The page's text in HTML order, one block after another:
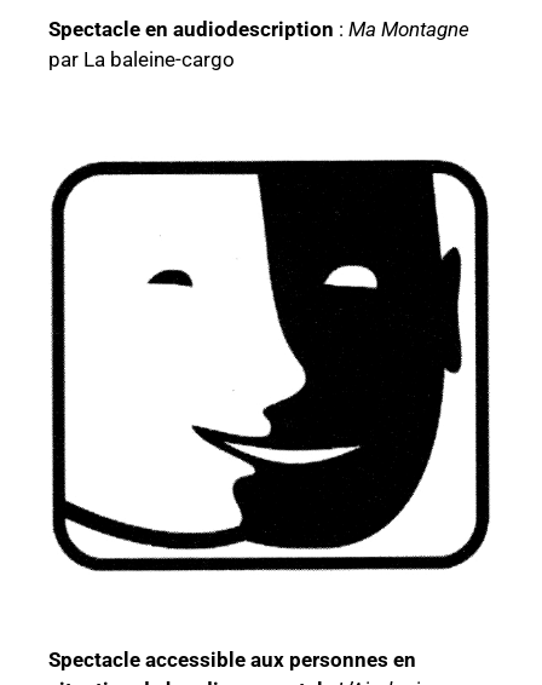
Spectacle en audiodescription : Ma Montagne
par La baleine-cargo
Spectacle accessible aux personnes en